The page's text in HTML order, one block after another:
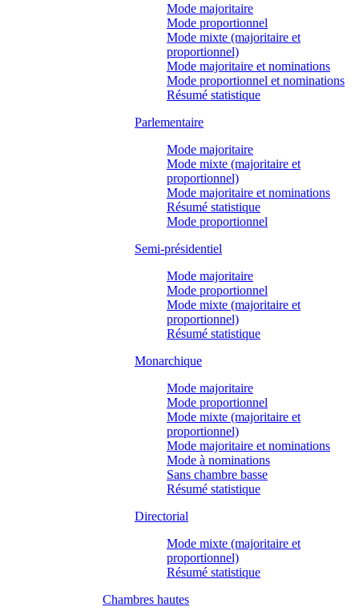
Mode majoritaire
Mode proportionnel
Mode mixte (majoritaire et
proportionnel)
Mode majoritaire et nominations
Mode proportionnel et nominations
Résumé statistique
Parlementaire
Mode majoritaire
Mode mixte (majoritaire et
proportionnel)
Mode majoritaire et nominations
Résumé statistique
Mode proportionnel
Semi-présidentiel
Mode majoritaire
Mode proportionnel
Mode mixte (majoritaire et
proportionnel)
Résumé statistique
Monarchique
Mode majoritaire
Mode proportionnel
Mode mixte (majoritaire et
proportionnel)
Mode majoritaire et nominations
Mode à nominations
Sans chambre basse
Résumé statistique
Directorial
Mode mixte (majoritaire et
proportionnel)
Résumé statistique
Chambres hautes